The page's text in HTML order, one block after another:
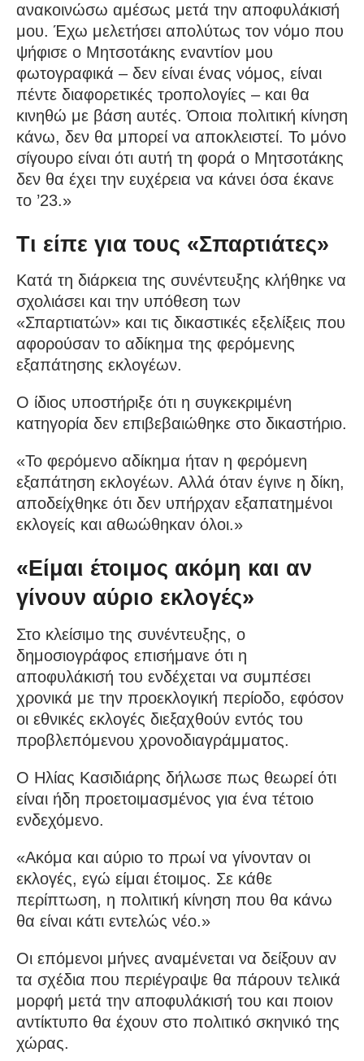
ανακοινώσω αμέσως μετά την αποφυλάκισή
μου. Έχω μελετήσει απολύτως τον νόμο που
ψήφισε ο Μητσοτάκης εναντίον μου
φωτογραφικά – δεν είναι ένας νόμος, είναι
πέντε διαφορετικές τροπολογίες – και θα
κινηθώ με βάση αυτές. Όποια πολιτική κίνηση
κάνω, δεν θα μπορεί να αποκλειστεί. Το μόνο
σίγουρο είναι ότι αυτή τη φορά ο Μητσοτάκης
δεν θα έχει την ευχέρεια να κάνει όσα έκανε
το ’23.»
Τι είπε για τους «Σπαρτιάτες»
Κατά τη διάρκεια της συνέντευξης κλήθηκε να
σχολιάσει και την υπόθεση των
«Σπαρτιατών» και τις δικαστικές εξελίξεις που
αφορούσαν το αδίκημα της φερόμενης
εξαπάτησης εκλογέων.
Ο ίδιος υποστήριξε ότι η συγκεκριμένη
κατηγορία δεν επιβεβαιώθηκε στο δικαστήριο.
«Το φερόμενο αδίκημα ήταν η φερόμενη
εξαπάτηση εκλογέων. Αλλά όταν έγινε η δίκη,
αποδείχθηκε ότι δεν υπήρχαν εξαπατημένοι
εκλογείς και αθωώθηκαν όλοι.»
«Είμαι έτοιμος ακόμη και αν
γίνουν αύριο εκλογές»
Στο κλείσιμο της συνέντευξης, ο
δημοσιογράφος επισήμανε ότι η
αποφυλάκισή του ενδέχεται να συμπέσει
χρονικά με την προεκλογική περίοδο, εφόσον
οι εθνικές εκλογές διεξαχθούν εντός του
προβλεπόμενου χρονοδιαγράμματος.
Ο Ηλίας Κασιδιάρης δήλωσε πως θεωρεί ότι
είναι ήδη προετοιμασμένος για ένα τέτοιο
ενδεχόμενο.
«Ακόμα και αύριο το πρωί να γίνονταν οι
εκλογές, εγώ είμαι έτοιμος. Σε κάθε
περίπτωση, η πολιτική κίνηση που θα κάνω
θα είναι κάτι εντελώς νέο.»
Οι επόμενοι μήνες αναμένεται να δείξουν αν
τα σχέδια που περιέγραψε θα πάρουν τελικά
μορφή μετά την αποφυλάκισή του και ποιον
αντίκτυπο θα έχουν στο πολιτικό σκηνικό της
χώρας.